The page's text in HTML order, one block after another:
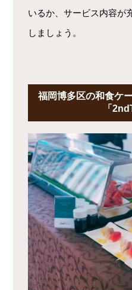
いるか、サービス内容が
しましょう。
福岡博多区の和食ケ
「